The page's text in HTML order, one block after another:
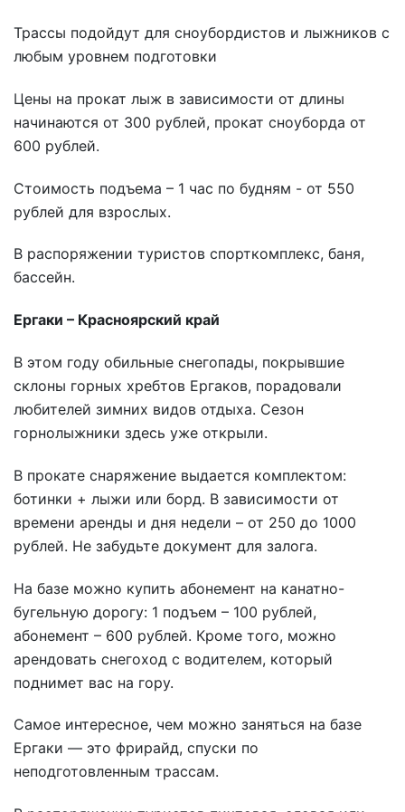
Трассы подойдут для сноубордистов и лыжников с
любым уровнем подготовки
Цены на прокат лыж в зависимости от длины
начинаются от 300 рублей, прокат сноуборда от
600 рублей.
Стоимость подъема – 1 час по будням - от 550
рублей для взрослых.
В распоряжении туристов спорткомплекс, баня,
бассейн.
Ергаки – Красноярский край
В этом году обильные снегопады, покрывшие
склоны горных хребтов Ергаков, порадовали
любителей зимних видов отдыха. Сезон
горнолыжники здесь уже открыли.
В прокате снаряжение выдается комплектом:
ботинки + лыжи или борд. В зависимости от
времени аренды и дня недели – от 250 до 1000
рублей. Не забудьте документ для залога.
На базе можно купить абонемент на канатно-
бугельную дорогу: 1 подъем – 100 рублей,
абонемент – 600 рублей. Кроме того, можно
арендовать снегоход с водителем, который
поднимет вас на гору.
Самое интересное, чем можно заняться на базе
Ергаки — это фрирайд, спуски по
неподготовленным трассам.